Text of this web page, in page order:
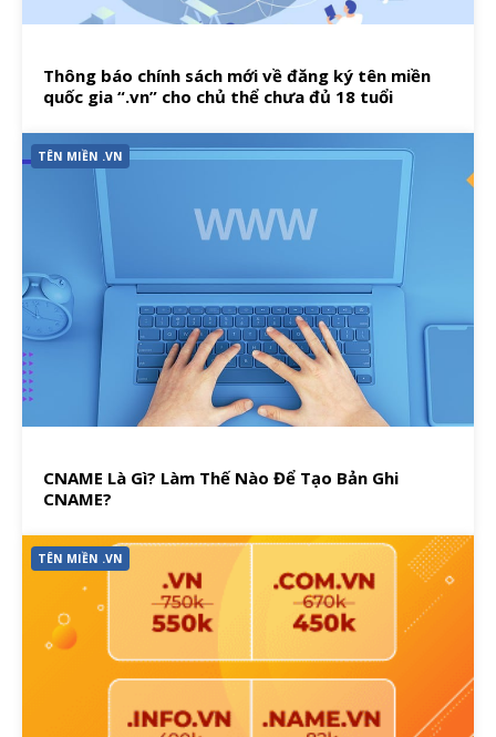
Thông báo chính sách mới về đăng ký tên miền
quốc gia “.vn” cho chủ thể chưa đủ 18 tuổi
TÊN MIỀN .VN
CNAME Là Gì? Làm Thế Nào Để Tạo Bản Ghi
CNAME?
TÊN MIỀN .VN